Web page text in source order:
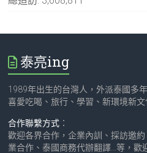
泰亮ing
1989年出生的台灣人，外派泰國多年
喜愛吃喝、旅行、學習、新環境新
合作聯繫方式 ：
歡迎各界合作，企業內訓、採訪邀
業合作、泰國商務代辦翻譯…等，歡